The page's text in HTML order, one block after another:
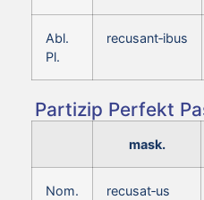
Abl.
Pl.
recusant‑ibus
Partizip Perfekt
mask.
Nom.
recusat‑us